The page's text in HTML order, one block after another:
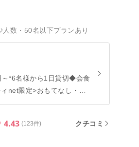
数・50名以下プランあり
～*6名様から1日貸切◆会食
net限定>おもてなし・費
4.43 (123件) クチコミ